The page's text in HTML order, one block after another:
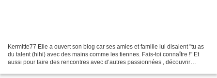
Kermitte77 Elle a ouvert son blog car ses amies et famille lui disaient "tu as
du talent (hihi) avec des mains comme les tiennes. Fais-toi connaître !" Et
aussi pour faire des rencontres avec d’autres passionnées , découvrir